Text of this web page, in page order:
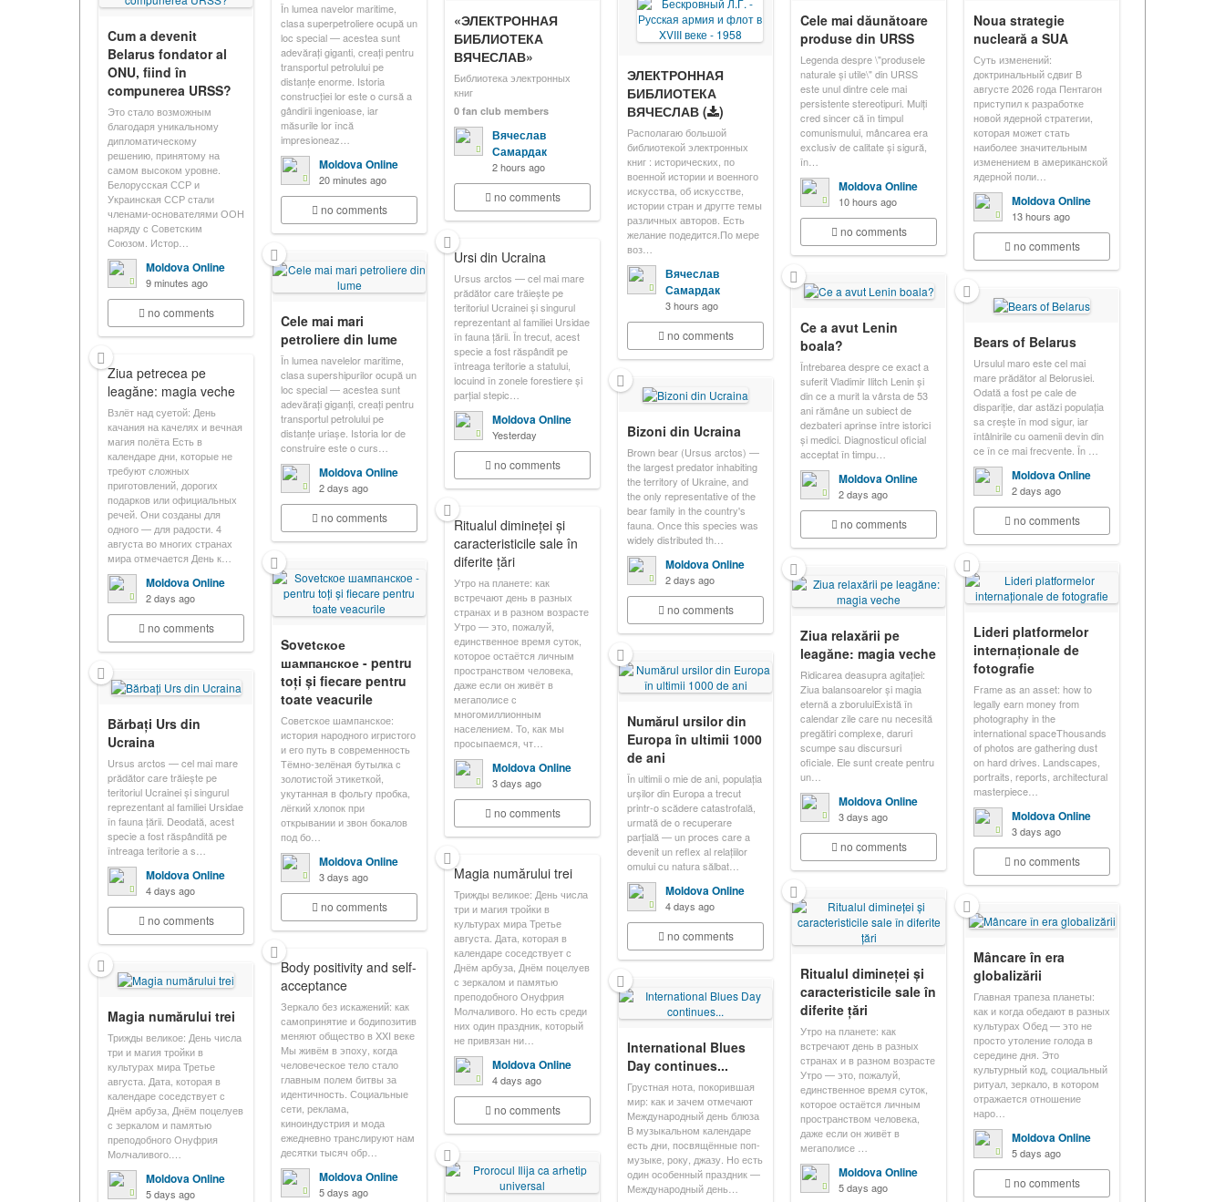
Cum a devenit
Belarus fondator al
ONU, fiind în
compunerea URSS?
Это стало возможным
благодаря уникальному
дипломатическому
решению, принятому на
самом высоком уровне.
Белорусская ССР и
Украинская ССР стали
членами-основателями ООН
наряду с Советским
Союзом. Истор…
Moldova Online
9 minutes ago
no comments
În lumea navelor maritime,
clasa superpetroliere ocupă un
loc special — acestea sunt
adevărați giganti, creați pentru
transportul petrolului pe
distanțe enorme. Istoria
construcției lor este o cursă a
gândirii ingenioase, iar
măsurile lor încă
impresioneaz…
Moldova Online
20 minutes ago
no comments
«ЭЛЕКТРОННАЯ
БИБЛИОТЕКА
ВЯЧЕСЛАВ»
Библиотека электронных
книг
0 fan club members
Вячеслав
Самардак
2 hours ago
no comments
ЭЛЕКТРОННАЯ
БИБЛИОТЕКА
ВЯЧЕСЛАВ ( )
Располагаю большой
библиотекой электронных
книг : исторических, по
военной истории и военного
искусства, об искусстве,
истории стран и другте темы
различных авторов. Есть
желание подедится.По мере
воз…
Вячеслав
Самардак
3 hours ago
no comments
Cele mai dăunătoare
produse din URSS
Legenda despre \"produsele
naturale și utile\" din URSS
este unul dintre cele mai
persistente stereotipuri. Mulți
cred sincer că în timpul
comunismului, mâncarea era
exclusiv de calitate și sigură,
în…
Moldova Online
10 hours ago
no comments
Noua strategie
nucleară a SUA
Суть изменений:
доктринальный сдвиг В
августе 2026 года Пентагон
приступил к разработке
новой ядерной стратегии,
которая может стать
наиболее значительным
изменением в американской
ядерной поли…
Moldova Online
13 hours ago
no comments
Ursi din Ucraina
Ursus arctos — cel mai mare
prădător care trăiește pe
teritoriul Ucrainei și singurul
reprezentant al familiei Ursidae
în fauna țării. În trecut, acest
specie a fost răspândit pe
întreaga teritorie a statului,
locuind în zonele forestiere și
parțial stepic…
Moldova Online
Yesterday
no comments
Cele mai mari
petroliere din lume
În lumea navelelor maritime,
clasa supershipurilor ocupă un
loc special — acestea sunt
adevărați giganți, creați pentru
transportul petrolului pe
distanțe uriașe. Istoria lor de
construire este o curs…
Moldova Online
2 days ago
no comments
Ce a avut Lenin
boala?
Întrebarea despre ce exact a
suferit Vladimir Ilitch Lenin și
din ce a murit la vârsta de 53
ani rămâne un subiect de
dezbateri aprinse între istorici
și medici. Diagnosticul oficial
acceptat în timpu…
Moldova Online
2 days ago
no comments
Bears of Belarus
Ursulul maro este cel mai
mare prădător al Belorusiei.
Odată a fost pe cale de
dispariție, dar astăzi populația
sa crește în mod sigur, iar
întâlnirile cu oamenii devin din
ce în ce mai frecvente. În …
Moldova Online
2 days ago
no comments
Ziua petrecea pe
leagăne: magia veche
Взлёт над суетой: День
качания на качелях и вечная
магия полёта Есть в
календаре дни, которые не
требуют сложных
приготовлений, дорогих
подарков или официальных
речей. Они созданы для
одного — для радости. 4
августа во многих странах
мира отмечается День к…
Moldova Online
2 days ago
no comments
Bizoni din Ucraina
Brown bear (Ursus arctos) —
the largest predator inhabiting
the territory of Ukraine, and
the only representative of the
bear family in the country's
fauna. Once this species was
widely distributed th…
Moldova Online
2 days ago
no comments
Ritualul dimineței și
caracteristicile sale în
diferite țări
Утро на планете: как
встречают день в разных
странах и в разном возрасте
Утро — это, пожалуй,
единственное время суток,
которое остаётся личным
пространством человека,
даже если он живёт в
мегаполисе с
многомиллионным
населением. То, как мы
просыпаемся, чт…
Moldova Online
3 days ago
no comments
Sovetское
шампанское - pentru
toți și fiecare pentru
toate veacurile
Советское шампанское:
история народного игристого
и его путь в современность
Тёмно-зелёная бутылка с
золотистой этикеткой,
укутанная в фольгу пробка,
лёгкий хлопок при
открывании и звон бокалов
под бо…
Moldova Online
3 days ago
no comments
Lideri platformelor
internaționale de
fotografie
Frame as an asset: how to
legally earn money from
photography in the
international spaceThousands
of photos are gathering dust
on hard drives. Landscapes,
portraits, reports, architectural
masterpiece…
Moldova Online
3 days ago
no comments
Ziua relaxării pe
leagăne: magia veche
Ridicarea deasupra agitației:
Ziua balansoarelor și magia
eternă a zboruluiExistă în
calendar zile care nu necesită
pregătiri complexe, daruri
scumpe sau discursuri
oficiale. Ele sunt create pentru
un…
Moldova Online
3 days ago
no comments
Numărul ursilor din
Europa în ultimii 1000
de ani
În ultimii o mie de ani, populația
urșilor din Europa a trecut
printr-o scădere catastrofală,
urmată de o recuperare
parțială — un proces care a
devenit un reflex al relațiilor
omului cu natura sălbat…
Moldova Online
4 days ago
no comments
Bărbați Urs din
Ucraina
Ursus arctos — cel mai mare
prădător care trăiește pe
teritoriul Ucrainei și singurul
reprezentant al familiei Ursidae
în fauna țării. Deodată, acest
specie a fost răspândită pe
întreaga teritorie a s…
Moldova Online
4 days ago
no comments
Magia numărului trei
Трижды великое: День числа
три и магия тройки в
культурах мира Третье
августа. Дата, которая в
календаре соседствует с
Днём арбуза, Днём поцелуев
с зеркалом и памятью
преподобного Онуфрия
Молчаливого. Но есть среди
них один праздник, который
не привязан ни…
Moldova Online
4 days ago
no comments
Ritualul dimineței și
caracteristicile sale în
diferite țări
Утро на планете: как
встречают день в разных
странах и в разном возрасте
Утро — это, пожалуй,
единственное время суток,
которое остаётся личным
пространством человека,
даже если он живёт в
мегаполисе …
Moldova Online
5 days ago
Mâncare în era
globalizării
Главная трапеза планеты:
как и когда обедают в разных
культурах Обед — это не
просто утоление голода в
середине дня. Это
культурный код, социальный
ритуал, зеркало, в котором
отражается отношение
наро…
Moldova Online
5 days ago
no comments
Body positivity and self-
acceptance
Зеркало без искажений: как
самопринятие и бодипозитив
меняют общество в XXI веке
Мы живём в эпоху, когда
человеческое тело стало
главным полем битвы за
идентичность. Социальные
сети, реклама,
киноиндустрия и мода
ежедневно транслируют нам
десятки тысяч обр…
Moldova Online
5 days ago
Magia numărului trei
Трижды великое: День числа
три и магия тройки в
культурах мира Третье
августа. Дата, которая в
календаре соседствует с
Днём арбуза, Днём поцелуев
с зеркалом и памятью
преподобного Онуфрия
Молчаливого.…
Moldova Online
5 days ago
International Blues
Day continues...
Грустная нота, покорившая
мир: как и зачем отмечают
Международный день блюза
В музыкальном календаре
есть дни, посвящённые поп-
музыке, року, джазу. Но есть
один особенный праздник —
Международный день…